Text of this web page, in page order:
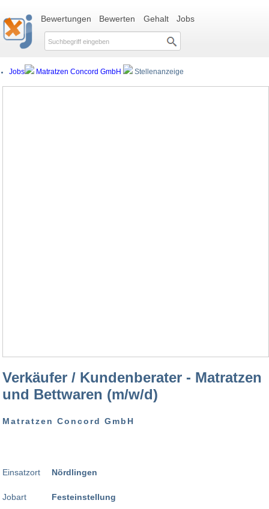
Bewertungen Bewerten Gehalt Jobs
Jobs Matratzen Concord GmbH Stellenanzeige
Verkäufer / Kundenberater - Matratzen
und Bettwaren (m/w/d)
Matratzen Concord GmbH
Einsatzort
Jobart
Nördlingen
Festeinstellung